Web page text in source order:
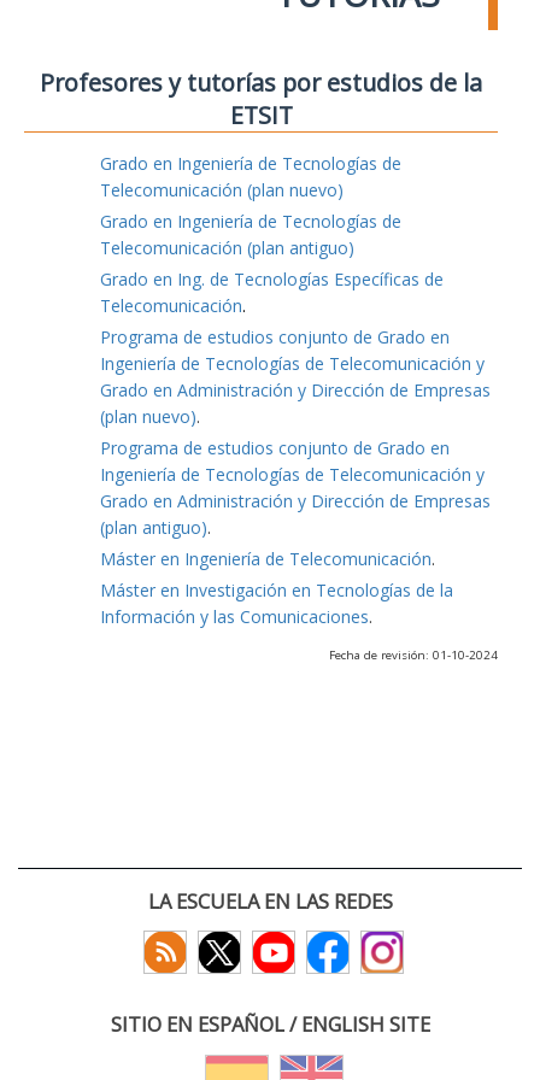
Profesores y tutorías por estudios de la
ETSIT
Grado en Ingeniería de Tecnologías de
Telecomunicación (plan nuevo)
Grado en Ingeniería de Tecnologías de
Telecomunicación (plan antiguo)
Grado en Ing. de Tecnologías Específicas de
Telecomunicación.
Programa de estudios conjunto de Grado en
Ingeniería de Tecnologías de Telecomunicación y
Grado en Administración y Dirección de Empresas
(plan nuevo).
Programa de estudios conjunto de Grado en
Ingeniería de Tecnologías de Telecomunicación y
Grado en Administración y Dirección de Empresas
(plan antiguo).
Máster en Ingeniería de Telecomunicación.
Máster en Investigación en Tecnologías de la
Información y las Comunicaciones.
Fecha de revisión: 01-10-2024
LA ESCUELA EN LAS REDES
SITIO EN ESPAÑOL / ENGLISH SITE